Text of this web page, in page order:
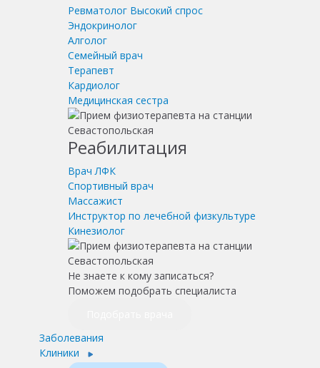
Ревматолог Высокий спрос
Эндокринолог
Алголог
Семейный врач
Терапевт
Кардиолог
Медицинская сестра
Реабилитация
Врач ЛФК
Спортивный врач
Массажист
Инструктор по лечебной физкультуре
Кинезиолог
Не знаете к кому записаться?
Поможем подобрать специалиста
Заболевания
Клиники